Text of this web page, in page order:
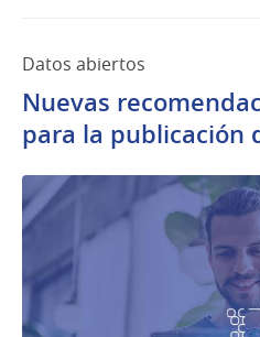
Datos abiertos
Nuevas
para la publicación